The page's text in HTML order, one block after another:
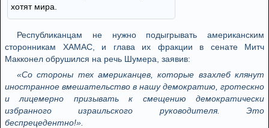
хотят мира.
Республиканцам не нужно подыгрывать американским
сторонникам ХАМАС, и глава их фракции в сенате Митч
Макконел обрушился на речь Шумера, заявив:
«Со стороны тех американцев, которые взахлеб клянут
иностранное вмешательство в нашу демократию, гротескно
и лицемерно призывать к смещению демократически
избранного израильского руководителя. Это
беспрецедентно!».